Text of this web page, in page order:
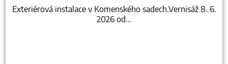
Exteriérová instalace v Komenského sadech.Vernisáž 8. 6.
2026 od...